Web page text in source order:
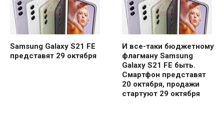
Samsung Galaxy S21 FE
представят 29 октября
И все-таки бюджетному
флагману Samsung
Galaxy S21 FE быть.
Смартфон представят
20 октября, продажи
стартуют 29 октября